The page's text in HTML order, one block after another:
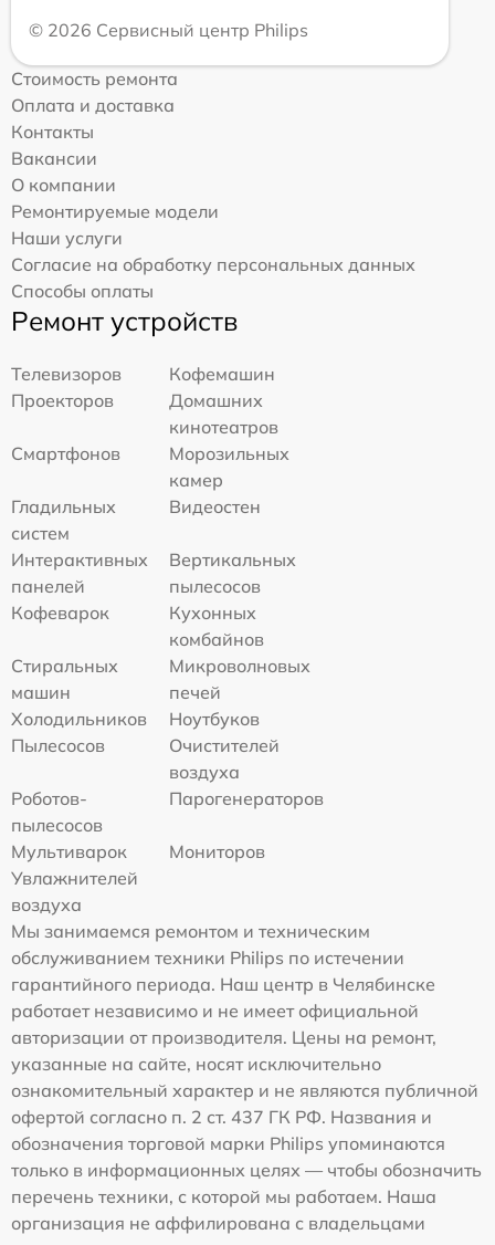
© 2026 Сервисный центр Philips
Стоимость ремонта
Оплата и доставка
Контакты
Вакансии
О компании
Ремонтируемые модели
Наши услуги
Согласие на обработку персональных данных
Способы оплаты
Ремонт устройств
Телевизоров
Кофемашин
Проекторов
Домашних
кинотеатров
Смартфонов
Морозильных
камер
Гладильных
систем
Видеостен
Интерактивных
панелей
Вертикальных
пылесосов
Кофеварок
Кухонных
комбайнов
Стиральных
машин
Микроволновых
печей
Холодильников
Ноутбуков
Пылесосов
Очистителей
воздуха
Роботов-
пылесосов
Парогенераторов
Мультиварок
Мониторов
Увлажнителей
воздуха
Мы занимаемся ремонтом и техническим
обслуживанием техники Philips по истечении
гарантийного периода. Наш центр в Челябинске
работает независимо и не имеет официальной
авторизации от производителя. Цены на ремонт,
указанные на сайте, носят исключительно
ознакомительный характер и не являются публичной
офертой согласно п. 2 ст. 437 ГК РФ. Названия и
обозначения торговой марки Philips упоминаются
только в информационных целях — чтобы обозначить
перечень техники, с которой мы работаем. Наша
организация не аффилирована с владельцами